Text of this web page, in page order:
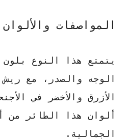
المواصفات
يتمتع هذا النوع
الوجه والصدر، مع
الأزرق والأخضر في
ألوان هذا الطائر من
الجمالية .